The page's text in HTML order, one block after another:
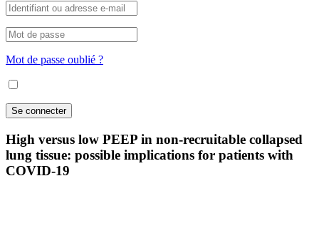
Mot de passe oublié ?
High versus low PEEP in non-recruitable collapsed
lung tissue: possible implications for patients with
COVID-19